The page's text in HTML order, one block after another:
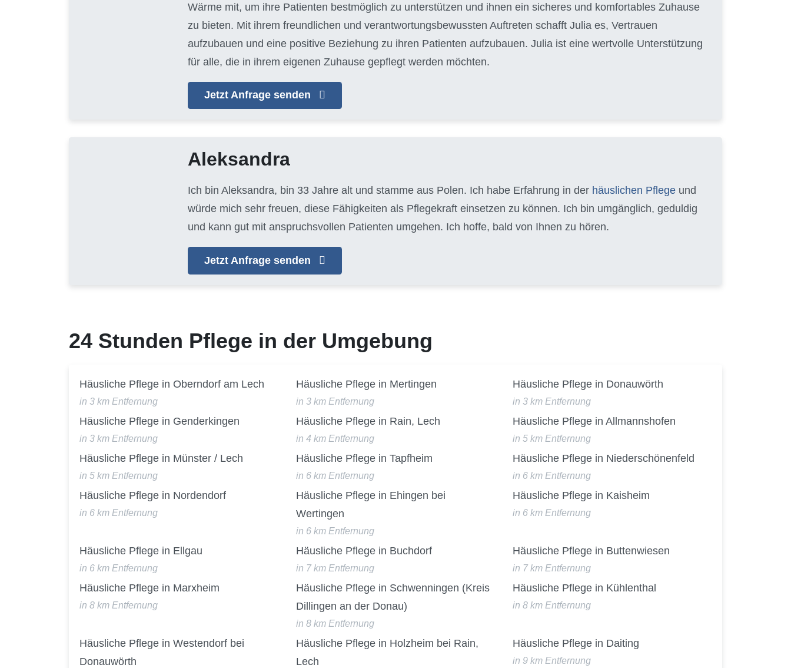
Wärme mit, um ihre Patienten bestmöglich zu unterstützen und ihnen ein sicheres und komfortables Zuhause
zu bieten. Mit ihrem freundlichen und verantwortungsbewussten Auftreten schafft Julia es, Vertrauen
aufzubauen und eine positive Beziehung zu ihren Patienten aufzubauen. Julia ist eine wertvolle Unterstützung
für alle, die in ihrem eigenen Zuhause gepflegt werden möchten.
Jetzt Anfrage senden
Aleksandra
Ich bin Aleksandra, bin 33 Jahre alt und stamme aus Polen. Ich habe Erfahrung in der häuslichen Pflege und
würde mich sehr freuen, diese Fähigkeiten als Pflegekraft einsetzen zu können. Ich bin umgänglich, geduldig
und kann gut mit anspruchsvollen Patienten umgehen. Ich hoffe, bald von Ihnen zu hören.
Jetzt Anfrage senden
24 Stunden Pflege in der Umgebung
Häusliche Pflege in Oberndorf am Lech
in 3 km Entfernung
Häusliche Pflege in Mertingen
in 3 km Entfernung
Häusliche Pflege in Donauwörth
in 3 km Entfernung
Häusliche Pflege in Genderkingen
in 3 km Entfernung
Häusliche Pflege in Rain, Lech
in 4 km Entfernung
Häusliche Pflege in Allmannshofen
in 5 km Entfernung
Häusliche Pflege in Münster / Lech
in 5 km Entfernung
Häusliche Pflege in Tapfheim
in 6 km Entfernung
Häusliche Pflege in Niederschönenfeld
in 6 km Entfernung
Häusliche Pflege in Nordendorf
in 6 km Entfernung
Häusliche Pflege in Ehingen bei
Wertingen
in 6 km Entfernung
Häusliche Pflege in Kaisheim
in 6 km Entfernung
Häusliche Pflege in Ellgau
in 6 km Entfernung
Häusliche Pflege in Buchdorf
in 7 km Entfernung
Häusliche Pflege in Buttenwiesen
in 7 km Entfernung
Häusliche Pflege in Marxheim
in 8 km Entfernung
Häusliche Pflege in Schwenningen (Kreis
Dillingen an der Donau)
in 8 km Entfernung
Häusliche Pflege in Kühlenthal
in 8 km Entfernung
Häusliche Pflege in Westendorf bei
Donauwörth
Häusliche Pflege in Holzheim bei Rain,
Lech
Häusliche Pflege in Daiting
in 9 km Entfernung